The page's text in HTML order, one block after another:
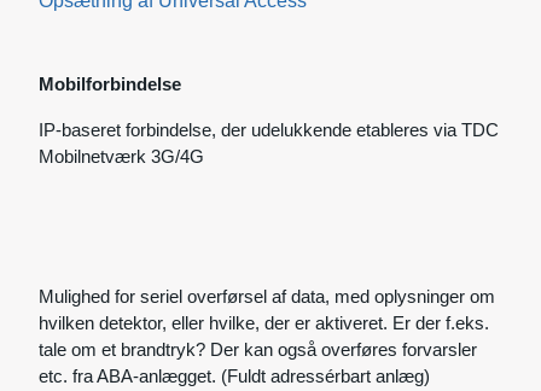
Mobilforbindelse
IP-baseret forbindelse, der udelukkende etableres via TDC
Mobilnetværk 3G/4G
Mulighed for seriel overførsel af data, med oplysninger om
hvilken detektor, eller hvilke, der er aktiveret. Er der f.eks.
tale om et brandtryk? Der kan også overføres forvarsler
etc. fra ABA-anlægget. (Fuldt adressérbart anlæg)